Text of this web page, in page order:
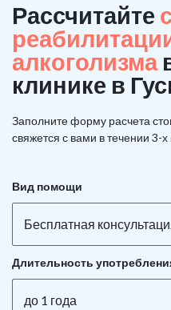
Рассчитайте
алкоголизма
клинике в
Заполните форму расчета
свяжется с вами в течении 3-
Вид помощи
Бесплатная
Длительность
до 1 года